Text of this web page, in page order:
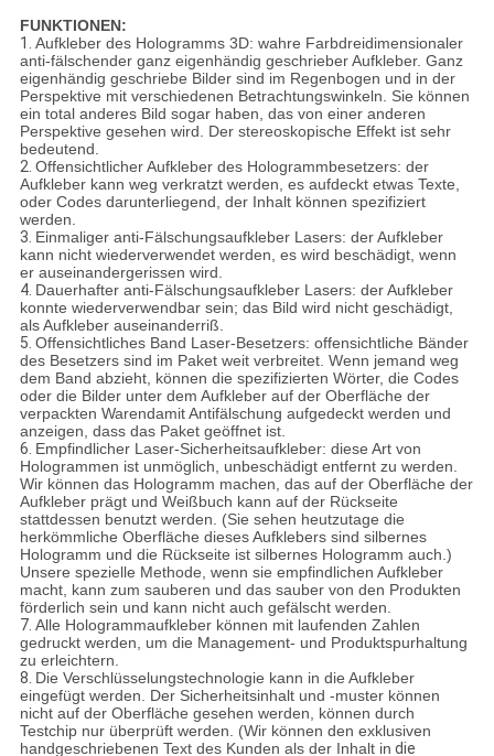
FUNKTIONEN:
1. Aufkleber des Hologramms 3D: wahre Farbdreidimensionaler
anti-fälschender ganz eigenhändig geschrieber Aufkleber. Ganz
eigenhändig geschriebe Bilder sind im Regenbogen und in der
Perspektive mit verschiedenen Betrachtungswinkeln. Sie können
ein total anderes Bild sogar haben, das von einer anderen
Perspektive gesehen wird. Der stereoskopische Effekt ist sehr
bedeutend.
2. Offensichtlicher Aufkleber des Hologrammbesetzers: der
Aufkleber kann weg verkratzt werden, es aufdeckt etwas Texte,
oder Codes darunterliegend, der Inhalt können spezifiziert
werden.
3. Einmaliger anti-Fälschungsaufkleber Lasers: der Aufkleber
kann nicht wiederverwendet werden, es wird beschädigt, wenn
er auseinandergerissen wird.
4. Dauerhafter anti-Fälschungsaufkleber Lasers: der Aufkleber
konnte wiederverwendbar sein; das Bild wird nicht geschädigt,
als Aufkleber auseinanderriß.
5. Offensichtliches Band Laser-Besetzers: offensichtliche Bänder
des Besetzers sind im Paket weit verbreitet. Wenn jemand weg
dem Band abzieht, können die spezifizierten Wörter, die Codes
oder die Bilder unter dem Aufkleber auf der Oberfläche der
verpackten Warendamit Antifälschung aufgedeckt werden und
anzeigen, dass das Paket geöffnet ist.
6. Empfindlicher Laser-Sicherheitsaufkleber: diese Art von
Hologrammen ist unmöglich, unbeschädigt entfernt zu werden.
Wir können das Hologramm machen, das auf der Oberfläche der
Aufkleber prägt und Weißbuch kann auf der Rückseite
stattdessen benutzt werden. (Sie sehen heutzutage die
herkömmliche Oberfläche dieses Aufklebers sind silbernes
Hologramm und die Rückseite ist silbernes Hologramm auch.)
Unsere spezielle Methode, wenn sie empfindlichen Aufkleber
macht, kann zum sauberen und das sauber von den Produkten
förderlich sein und kann nicht auch gefälscht werden.
7. Alle Hologrammaufkleber können mit laufenden Zahlen
gedruckt werden, um die Management- und Produktspurhaltung
zu erleichtern.
8. Die Verschlüsselungstechnologie kann in die Aufkleber
eingefügt werden. Der Sicherheitsinhalt und -muster können
nicht auf der Oberfläche gesehen werden, können durch
Testchip nur überprüft werden. (Wir können den exklusiven
handgeschriebenen Text des Kunden als der Inhalt in die